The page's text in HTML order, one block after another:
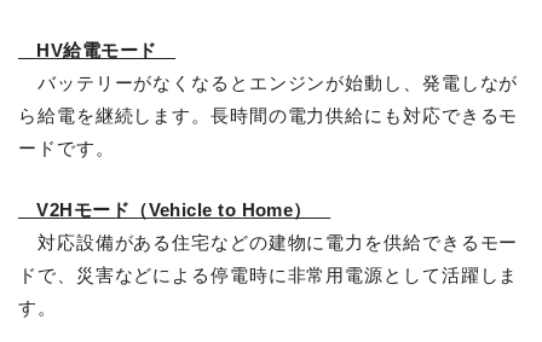
HV給電モード
バッテリーがなくなるとエンジンが始動し、発電しなが
ら給電を継続します。長時間の電力供給にも対応できるモ
ードです。
V2Hモード（Vehicle to Home）
対応設備がある住宅などの建物に電力を供給できるモー
ドで、災害などによる停電時に非常用電源として活躍しま
す。